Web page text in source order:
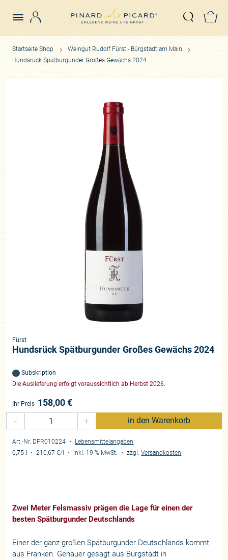
Suche
Startseite Shop
Weingut Rudolf Fürst - Bürgstadt am Main
Hundsrück Spätburgunder Großes Gewächs 2024
Fürst
Hundsrück Spätburgunder Großes Gewächs 2024
Subskription
Die Auslieferung erfolgt voraussichtlich ab Herbst 2026.
Ihr Preis 158,00€
-
+ in den Warenkorb
Art.-Nr. DFR010224 ・ Lebensmittelangaben
0,75 l
・210,67 €/l ・ inkl. 19 % MwSt. ・zzgl.Versandkosten
Zwei Meter Felsmassiv prägen die Lage für einen der
besten Spätburgunder Deutschlands
Einer der ganz großen Spätburgunder Deutschlands kommt
aus Franken. Genauer gesagt aus Bürgstadt in